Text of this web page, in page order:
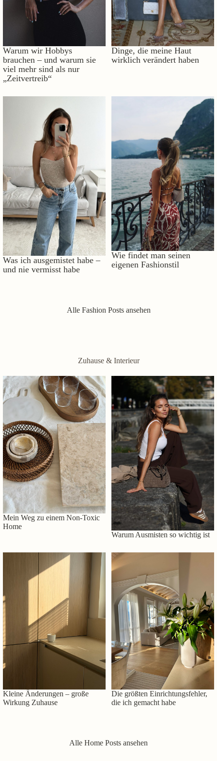
Warum wir Hobbys
brauchen – und warum sie
viel mehr sind als nur
„Zeitvertreib“
Dinge, die meine Haut
wirklich verändert haben
Was ich ausgemistet habe –
und nie vermisst habe
Wie findet man seinen
eigenen Fashionstil
Alle Fashion Posts ansehen
Zuhause & Interieur
Mein Weg zu einem Non-Toxic
Home
Warum Ausmisten so wichtig ist
Kleine Änderungen – große
Wirkung Zuhause
Die größten Einrichtungsfehler,
die ich gemacht habe
Alle Home Posts ansehen